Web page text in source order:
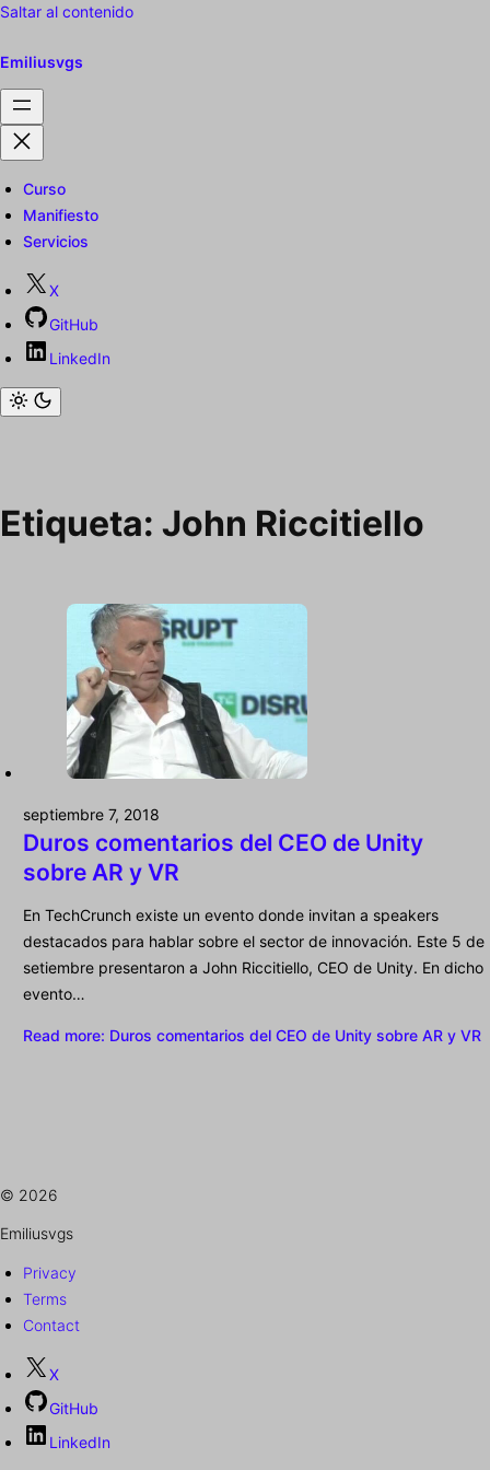
Saltar al contenido
Emiliusvgs
Curso
Manifiesto
Servicios
X
GitHub
LinkedIn
Etiqueta: John Riccitiello
septiembre 7, 2018
Duros comentarios del CEO de Unity
sobre AR y VR
En TechCrunch existe un evento donde invitan a speakers
destacados para hablar sobre el sector de innovación. Este 5 de
setiembre presentaron a John Riccitiello, CEO de Unity. En dicho
evento…
Read more: Duros comentarios del CEO de Unity sobre AR y VR
© 2026
Emiliusvgs
Privacy
Terms
Contact
X
GitHub
LinkedIn